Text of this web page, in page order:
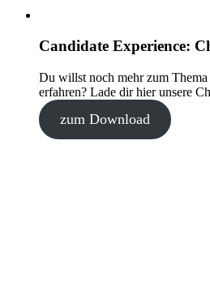
Candidate Experience:
Du willst noch mehr zum
erfahren? Lade dir hier unsere
zum Download